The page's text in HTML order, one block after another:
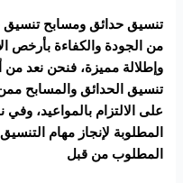
تنسيق حدائق ومسابح
من الجودة والكفاءة بأرخص
وإطلالة مميزة، فنحن نعد
تنسيق الحدائق والمسابح
على الالتزام بالمواعيد،
المطلوبة لإنجاز مهام
المطلوب من قبل